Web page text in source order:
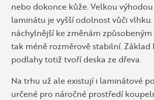
nebo dokonce kůže. Velkou
laminátu je vyšší odolnost vůči
náchylnější ke změnám
tak méně rozměrově stabilní.
podlahy totiž tvoří deska ze dřeva.
Na trhu už ale existují i laminátové
určené pro náročné prostředí